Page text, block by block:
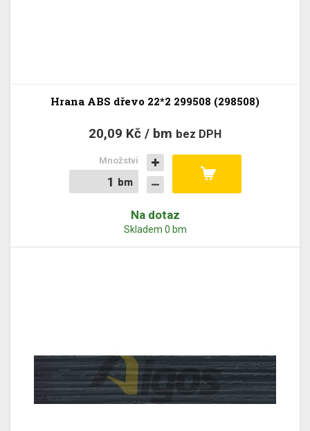
Hrana ABS dřevo 22*2 299508 (298508)
20,09 Kč / bm bez DPH
bm
bm
Množství
Na dotaz
Skladem 0 bm